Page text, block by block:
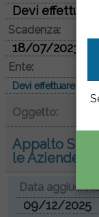
Devi
Scadenza:
18/07/2023
Ente:
Devi effettuare il
Oggetto:
Appalto
le Aziende
Data
09/12/2025